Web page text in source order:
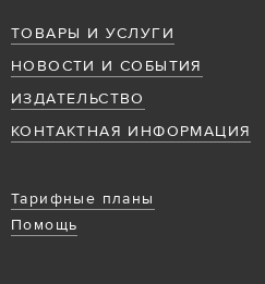
ТОВАРЫ И УСЛУГИ
НОВОСТИ И СОБЫТИЯ
ИЗДАТЕЛЬСТВО
КОНТАКТНАЯ ИНФОРМАЦИЯ
Тарифные планы
Помощь